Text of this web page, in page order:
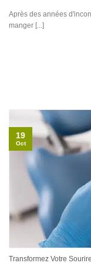
Après des années
manger [...]
Transformez Votre
19
Oct